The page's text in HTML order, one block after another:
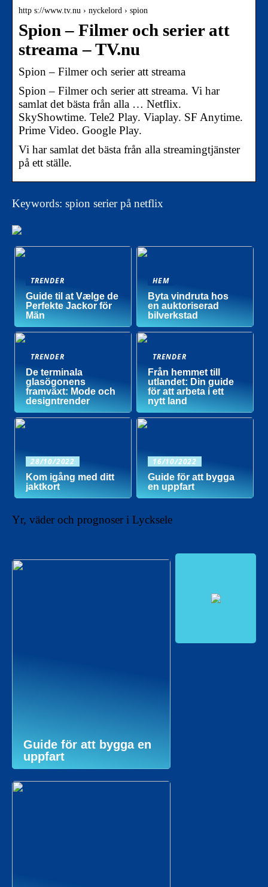
http s://www.tv.nu › nyckelord › spion
Spion – Filmer och serier att
streama – TV.nu
Spion – Filmer och serier att streama
Spion – Filmer och serier att streama. Vi har
samlat det bästa från alla … Netflix.
SkyShowtime. Tele2 Play. Viaplay. SF Anytime.
Prime Video. Google Play.
Vi har samlat det bästa från alla streamingtjänster
på ett ställe.
Keywords: spion serier på netflix
TRENDER
Guide til at Vælge de
Perfekte Jackor för
Män
HEM
Byta vindruta hos
en auktoriserad
bilverkstad
TRENDER
De terminala
glasögonens
framväxt: Mode och
designtrender
TRENDER
Från hemmet till
utlandet: Din guide
för att arbeta i ett
nytt land
28/10/2022
Kom igång med ditt
jaktkort
16/10/2022
Guide för att bygga
en uppfart
Yr, väder och prognoser i Lycksele
Guide för att bygga en
uppfart